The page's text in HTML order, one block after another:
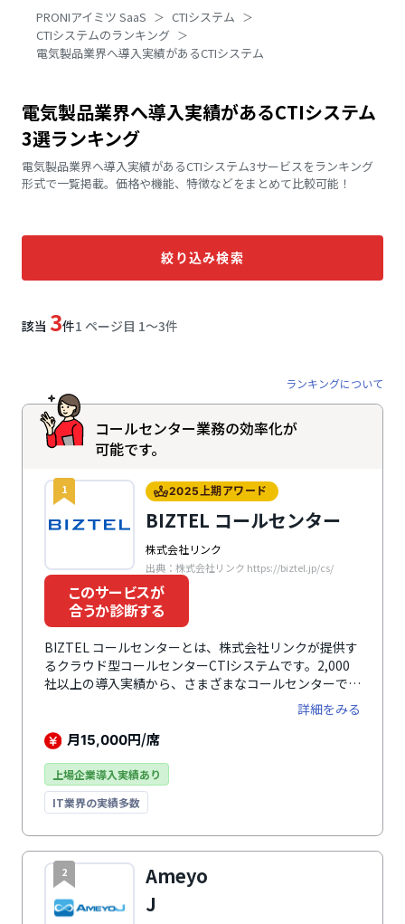
PRONIアイミツ SaaS
CTIシステム
CTIシステムのランキング
電気製品業界へ導入実績があるCTIシステム
電気製品業界へ導入実績があるCTIシステム
3選ランキング
電気製品業界へ導入実績があるCTIシステム3サービスをランキング
形式で一覧掲載。価格や機能、特徴などをまとめて比較可能！
絞り込み検索
該当 3件1 ページ目 1〜3件
ランキングについて
コールセンター業務の効率化が
可能です。
1 2025上期アワード
BIZTEL コールセンター
株式会社リンク
出典：株式会社リンク https://biztel.jp/cs/
このサービスが
合うか診断する
BIZTEL コールセンターとは、株式会社リンクが提供す
るクラウド型コールセンターCTIシステムです。2,000
社以上の導入実績から、さまざまなコールセンターで採
用されており、8年連続シェアNo.1※を獲得しています
（※デロイト トーマツ ミック経済研究所による）。
PBX（交換機）の設置は不要で、クラウド利用により短
携、クラウド史上最高峰の音声、待ち呼や入電状況、応
対率等のリアルタイム表示を活用し、センターと誤差の
ない業務環境を可能にしています。24時間対応の電話
コールセンター業務に必須なセキュリティには金融機関
も利用するプランを完備しており、サービスレベルの高
いクラウド型コールセンターCTIシステムです。
詳細をみる
月15,000円/席
上場企業導入実績あり
IT業界の実績多数
2
Ameyo
J